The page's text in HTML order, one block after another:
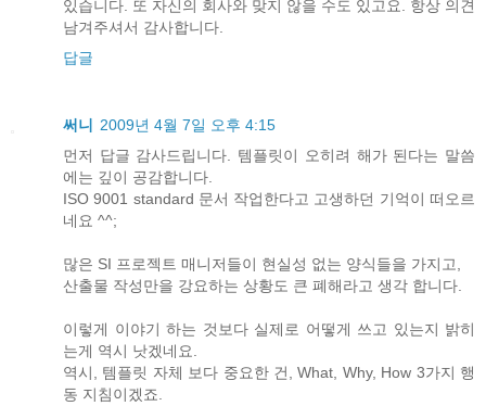
있습니다. 또 자신의 회사와 맞지 않을 수도 있고요. 항상 의견
남겨주셔서 감사합니다.
답글
써니
2009년 4월 7일 오후 4:15
먼저 답글 감사드립니다. 템플릿이 오히려 해가 된다는 말씀
에는 깊이 공감합니다.
ISO 9001 standard 문서 작업한다고 고생하던 기억이 떠오르
네요 ^^;
많은 SI 프로젝트 매니저들이 현실성 없는 양식들을 가지고,
산출물 작성만을 강요하는 상황도 큰 폐해라고 생각 합니다.
이렇게 이야기 하는 것보다 실제로 어떻게 쓰고 있는지 밝히
는게 역시 낫겠네요.
역시, 템플릿 자체 보다 중요한 건, What, Why, How 3가지 행
동 지침이겠죠.